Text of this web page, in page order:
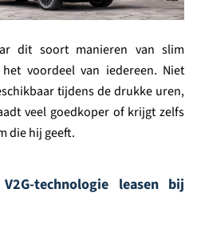
dit soort manieren van slim
voordeel van iedereen. Niet
tijdens de drukke uren,
veel goedkoper of krijgt zelfs
die hij geeft.
technologie leasen bij